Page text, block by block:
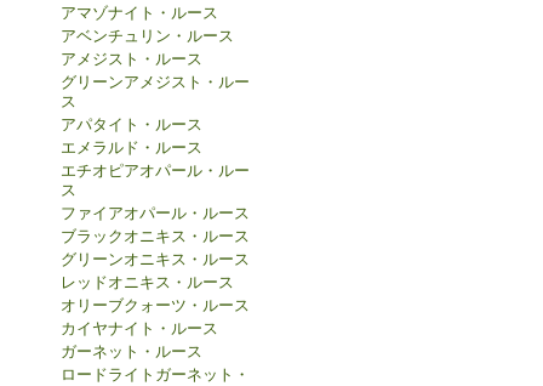
アマゾナイト・ルース
アベンチュリン・ルース
アメジスト・ルース
グリーンアメジスト・ルー
ス
アパタイト・ルース
エメラルド・ルース
エチオピアオパール・ルー
ス
ファイアオパール・ルース
ブラックオニキス・ルース
グリーンオニキス・ルース
レッドオニキス・ルース
オリーブクォーツ・ルース
カイヤナイト・ルース
ガーネット・ルース
ロードライトガーネット・